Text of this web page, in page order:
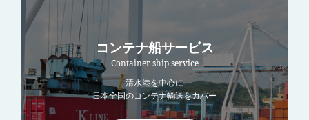
コンテナ船サービス
Container ship service
清水港を中心に
日本全国のコンテナ輸送をカバー